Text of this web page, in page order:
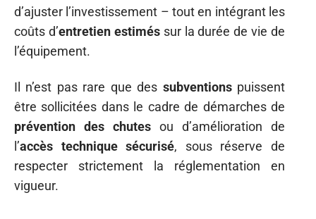
d’ajuster l’investissement – tout en intégrant les
coûts d’entretien estiméssur la durée de vie de
l’équipement.
Il n’est pas rare que des subventionspuissent
être sollicitées dans le cadre de démarches de
prévention des chutes ou d’amélioration de
l’accès technique sécurisé, sous réserve de
respecter strictement la réglementation en
vigueur.